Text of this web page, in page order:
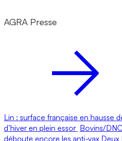
AGRA Presse
Lin : surface française en hausse
d’hiver en plein essor Bovins/
déboute encore les anti-vax Deux